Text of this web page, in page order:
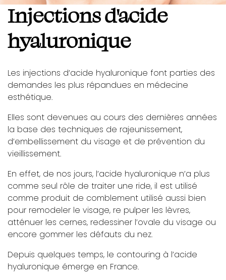
Injections d'acide
hyaluronique
Les injections d’acide hyaluronique font parties des
demandes les plus répandues en médecine
esthétique.
Elles sont devenues au cours des dernières années
la base des techniques de rajeunissement,
d’embellissement du visage et de prévention du
vieillissement.
En effet, de nos jours, l’acide hyaluronique n’a plus
comme seul rôle de traiter une ride, il est utilisé
comme produit de comblement utilisé aussi bien
pour remodeler le visage, re pulper les lèvres,
atténuer les cernes, redessiner l’ovale du visage ou
encore gommer les défauts du nez.
Depuis quelques temps, le contouring à l’acide
hyaluronique émerge en France.